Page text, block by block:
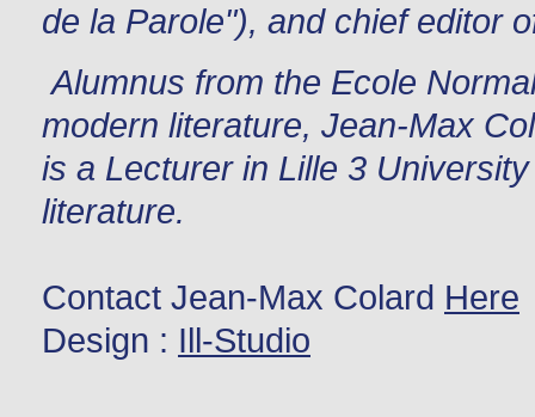
de la Parole"), and chief editor
Alumnus from the Ecole
modern literature, Jean-Max
is a Lecturer in Lille 3
literature.
Contact Jean-Max Colard Here
Design : Ill-Studio